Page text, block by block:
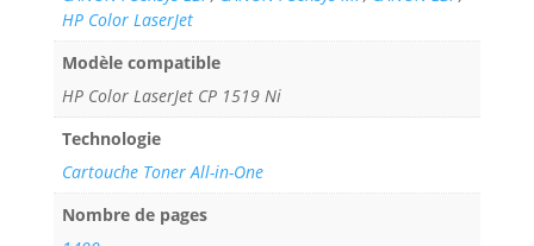
HP Color LaserJet
Modèle compatible
HP Color LaserJet CP 1519 Ni
Technologie
Cartouche Toner All-in-One
Nombre de pages